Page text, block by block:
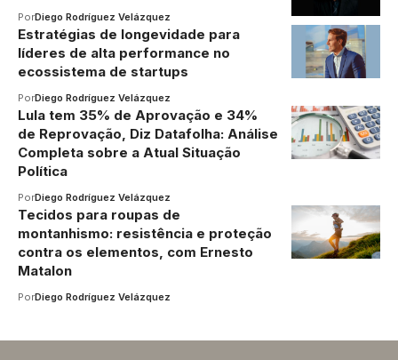
PorDiego Rodríguez Velázquez
Estratégias de longevidade para
líderes de alta performance no
ecossistema de startups
PorDiego Rodríguez Velázquez
Lula tem 35% de Aprovação e 34%
de Reprovação, Diz Datafolha: Análise
Completa sobre a Atual Situação
Política
PorDiego Rodríguez Velázquez
Tecidos para roupas de
montanhismo: resistência e proteção
contra os elementos, com Ernesto
Matalon
PorDiego Rodríguez Velázquez